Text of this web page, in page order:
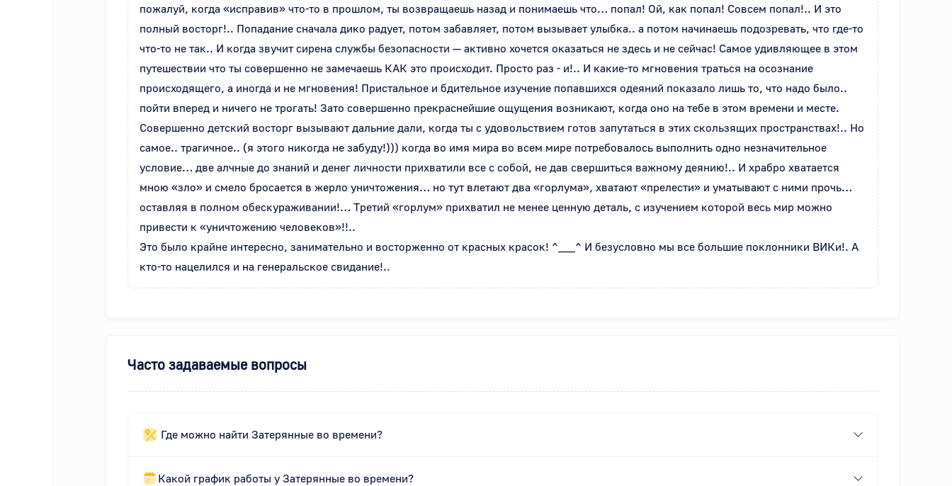
пожалуй, когда «исправив» что-то в прошлом, ты возвращаешь назад и понимаешь что… попал! Ой, как попал! Совсем попал!.. И это
полный восторг!.. Попадание сначала дико радует, потом забавляет, потом вызывает улыбка.. а потом начинаешь подозревать, что где-то
что-то не так.. И когда звучит сирена службы безопасности — активно хочется оказаться не здесь и не сейчас! Самое удивляющее в этом
путешествии что ты совершенно не замечаешь КАК это происходит. Просто раз - и!.. И какие-то мгновения траться на осознание
происходящего, а иногда и не мгновения! Пристальное и бдительное изучение попавшихся одеяний показало лишь то, что надо было..
пойти вперед и ничего не трогать! Зато совершенно прекраснейшие ощущения возникают, когда оно на тебе в этом времени и месте.
Совершенно детский восторг вызывают дальние дали, когда ты с удовольствием готов запутаться в этих скользящих пространствах!.. Но
самое.. трагичное.. (я этого никогда не забуду!))) когда во имя мира во всем мире потребовалось выполнить одно незначительное
условие… две алчные до знаний и денег личности прихватили все с собой, не дав свершиться важному деянию!.. И храбро хватается
мною «зло» и смело бросается в жерло уничтожения… но тут влетают два «горлума», хватают «прелести» и уматывают с ними прочь…
оставляя в полном обескураживании!… Третий «горлум» прихватил не менее ценную деталь, с изучением которой весь мир можно
привести к «уничтожению человеков»!!..
Это было крайне интересно, занимательно и восторженно от красных красок! ^___^ И безусловно мы все большие поклонники ВИКи!. А
кто-то нацелился и на генеральское свидание!..
Часто задаваемые вопросы
Где можно найти Затерянные во времени?
Какой график работы у Затерянные во времени?